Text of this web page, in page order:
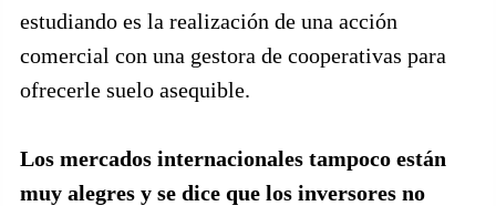
estudiando es la realización de una acción
comercial con una gestora de cooperativas para
ofrecerle suelo asequible.
Los mercados internacionales tampoco están
muy alegres y se dice que los inversores no